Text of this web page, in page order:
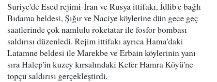
Suriye'de Esed rejimi-İran ve Rusya ittifakı, İdlib'e bağlı
Bıdama beldesi, Şığır ve Naciye köylerine dün gece geç
saatlerinde çok namlulu roketatar ile fosfor bombası
saldırısı düzenledi. Rejim ittifakı ayrıca Hama'daki
Latamne beldesi ile Marekbe ve Erbain köylerinin yanı
sıra Halep'in kuzey kırsalındaki Kefer Hamra Köyü'ne
topçu saldırısı gerçekleştirdi.